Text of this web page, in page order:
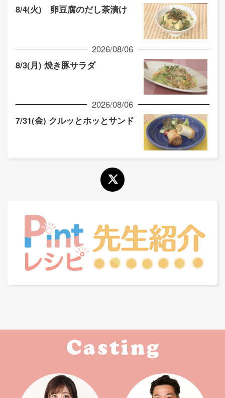
8/4(火) 卵豆腐のだし茶漬け
2026/08/06
8/3(月) 焼き豚サラダ
2026/08/06
7/31(金) クルッとホッとサンド